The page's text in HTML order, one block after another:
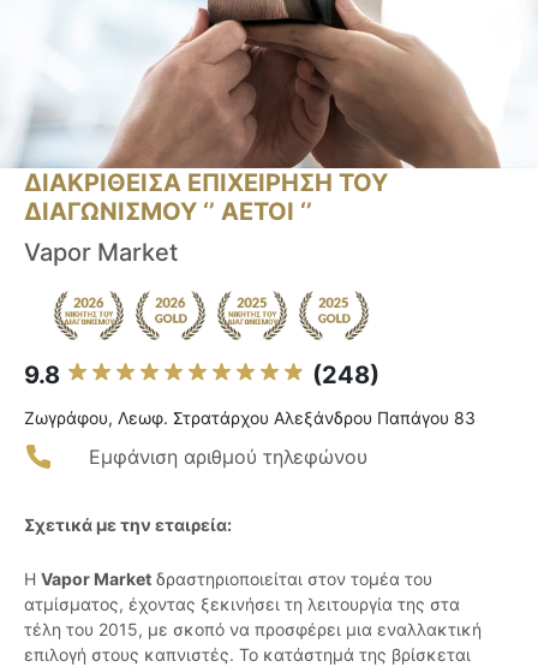
ΔΙΑΚΡΙΘΕΙΣΑ ΕΠΙΧΕΙΡΗΣΗ ΤΟΥ
ΔΙΑΓΩΝΙΣΜΟΥ ‘’ ΑΕΤΟΙ ‘’
Vapor Market
9.8 (248)
Ζωγράφου, Λεωφ. Στρατάρχου Αλεξάνδρου Παπάγου 83
Εμφάνιση αριθμού τηλεφώνου
Σχετικά με την εταιρεία:
Η Vapor Market δραστηριοποιείται στον τομέα του
ατμίσματος, έχοντας ξεκινήσει τη λειτουργία της στα
τέλη του 2015, με σκοπό να προσφέρει μια εναλλακτική
επιλογή στους καπνιστές. Το κατάστημά της βρίσκεται